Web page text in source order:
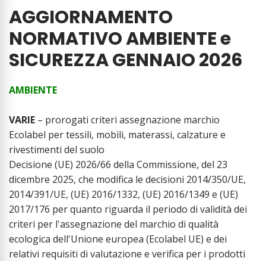
AGGIORNAMENTO
NORMATIVO AMBIENTE e
SICUREZZA GENNAIO 2026
AMBIENTE
VARIE – prorogati criteri assegnazione marchio
Ecolabel per tessili, mobili, materassi, calzature e
rivestimenti del suolo
Decisione (UE) 2026/66 della Commissione, del 23
dicembre 2025, che modifica le decisioni 2014/350/UE,
2014/391/UE, (UE) 2016/1332, (UE) 2016/1349 e (UE)
2017/176 per quanto riguarda il periodo di validità dei
criteri per l'assegnazione del marchio di qualità
ecologica dell'Unione europea (Ecolabel UE) e dei
relativi requisiti di valutazione e verifica per i prodotti